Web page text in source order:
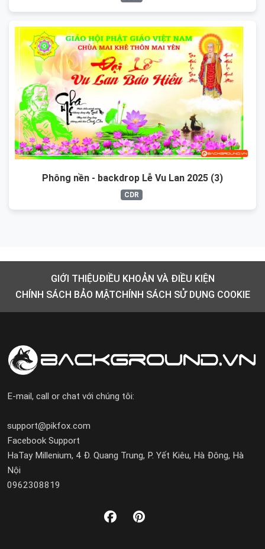
Phông nền - backdrop Lễ Vu Lan 2025 (3)
CDR
GIỚI THIỆUĐIỀU KHOẢN VÀ ĐIỀU KIỆN
CHÍNH SÁCH BẢO MẬTCHÍNH SÁCH SỬ DỤNG COOKIE
E-mail, call or chat với chúng tôi:
support@pikfox.com
Facebook Support
HaTay Millenium, 4 Đ. Quang Trung, P. Yết Kiêu, Hà Đông, Hà
Nội
0962308819